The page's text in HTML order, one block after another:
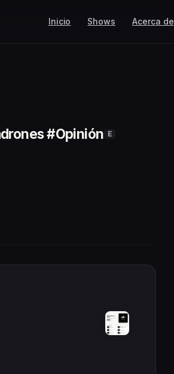
Inicio Shows Acerca de
#Opinión E